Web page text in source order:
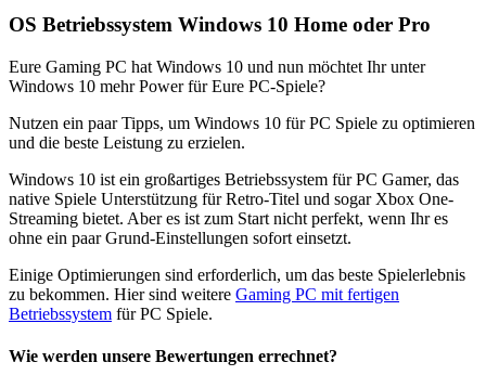
OS Betriebssystem Windows 10 Home oder Pro
Eure Gaming PC hat Windows 10 und nun möchtet Ihr unter
Windows 10 mehr Power für Eure PC-Spiele?
Nutzen ein paar Tipps, um Windows 10 für PC Spiele zu optimieren
und die beste Leistung zu erzielen.
Windows 10 ist ein großartiges Betriebssystem für PC Gamer, das
native Spiele Unterstützung für Retro-Titel und sogar Xbox One-
Streaming bietet. Aber es ist zum Start nicht perfekt, wenn Ihr es
ohne ein paar Grund-Einstellungen sofort einsetzt.
Einige Optimierungen sind erforderlich, um das beste Spielerlebnis
zu bekommen. Hier sind weitere Gaming PC mit fertigen
Betriebssystem für PC Spiele.
Wie werden unsere Bewertungen errechnet?